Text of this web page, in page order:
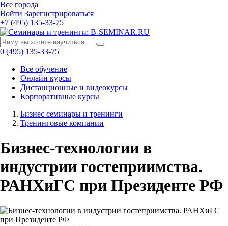
Все города
Войти Зарегистрироваться
+7 (495) 135-33-75
0 (495) 135-33-75
Все обучение
Онлайн курсы
Дистанционные и видеокурсы
Корпоративные курсы
Бизнес семинары и тренинги
Тренинговые компании
Бизнес-технологии в
индустрии гостеприимства.
РАНХиГС при Президенте РФ